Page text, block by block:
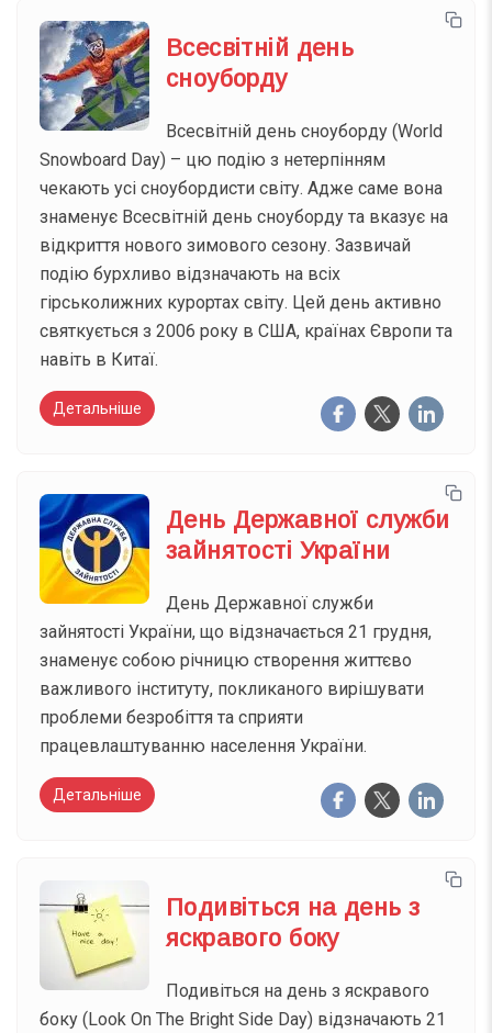
Всесвітній день
сноуборду
Всесвітній день сноуборду (World
Snowboard Day) – цю подію з нетерпінням
чекають усі сноубордисти світу. Адже саме вона
знаменує Всесвітній день сноуборду та вказує на
відкриття нового зимового сезону. Зазвичай
подію бурхливо відзначають на всіх
гірськолижних курортах світу. Цей день активно
святкується з 2006 року в США, країнах Європи та
навіть в Китаї.
Детальніше
День Державної служби
зайнятості України
День Державної служби
зайнятості України, що відзначається 21 грудня,
знаменує собою річницю створення життєво
важливого інституту, покликаного вирішувати
проблеми безробіття та сприяти
працевлаштуванню населення України.
Детальніше
Подивіться на день з
яскравого боку
Подивіться на день з яскравого
боку (Look On The Bright Side Day) відзначають 21